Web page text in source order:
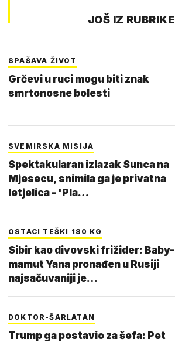
JOŠ IZ RUBRIKE
SPAŠAVA ŽIVOT
Grčevi u ruci mogu biti znak
smrtonosne bolesti
SVEMIRSKA MISIJA
Spektakularan izlazak Sunca na
Mjesecu, snimila ga je privatna
letjelica - 'Pla…
OSTACI TEŠKI 180 KG
Sibir kao divovski frižider: Baby-
mamut Yana pronađen u Rusiji
najsačuvaniji je…
DOKTOR-ŠARLATAN
Trump ga postavio za šefa: Pet